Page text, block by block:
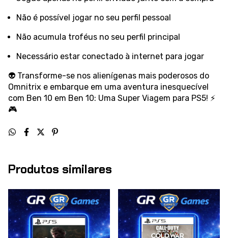
Não é possível jogar no seu perfil pessoal
Não acumula troféus no seu perfil principal
Necessário estar conectado à internet para jogar
👽 Transforme-se nos alienígenas mais poderosos do
Omnitrix e embarque em uma aventura inesquecível
com Ben 10 em Ben 10: Uma Super Viagem para PS5! ⚡
🎮
Produtos similares